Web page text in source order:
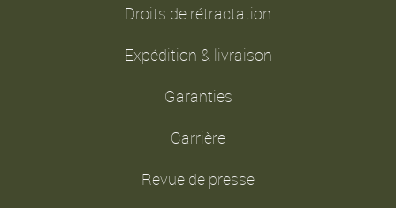
Droits de rétractation
Expédition & livraison
Garanties
Carrière
Revue de presse